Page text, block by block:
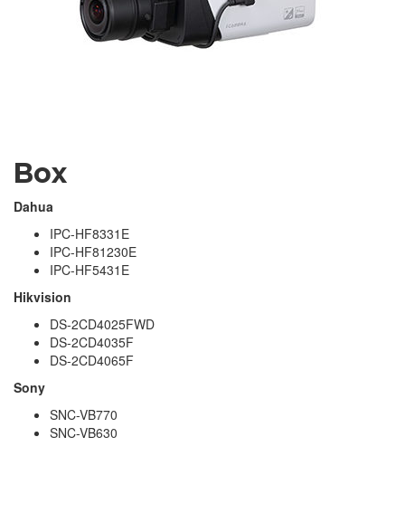
Box
Dahua
IPC-HF8331E
IPC-HF81230E
IPC-HF5431E
Hikvision
DS-2CD4025FWD
DS-2CD4035F
DS-2CD4065F
Sony
SNC-VB770
SNC-VB630